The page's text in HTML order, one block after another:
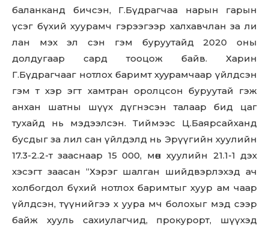
баланканд бичсэн, Г.Бүдрагчаа нарын гарын
үсэг бүхий хуурамч гэрээгээр халхавчлан за ли
лан мэх эл сэн гэм буруутайд 2020 оны
долдугаар сард тооцож байв. Харин
Г.Бүдрагчааг нотлох баримт xyypaмчaap үйлдсэн
гэм т хэр эгт хамтран оролцсон буруутай гэж
анхан шатны шүүх дүгнэсэн талаар бид цаг
тухайд нь мэдээлсэн. Тиймээс Ц.Баярсайханд
бусдыг за лил сан үйлдэлд нь Эрүүгийн хуулийн
17.3-2.2-т зааснаар 15 000, мөн хуулийн 21.1-1 дэх
хэсэгт заасан “Хэрэг шалган шийдвэрлэхэд ач
холбогдол бүхий нотлох баримтыг хуур ам чаар
үйлдсэн, түүнийгээ х уура мч болохыг мэд сээр
байж хууль сахиулагчид, прокурорт, шүүхэд